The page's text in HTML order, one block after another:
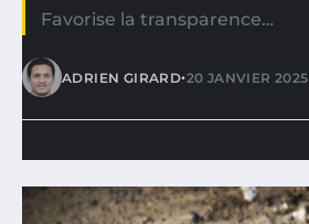
Favorise la transparence…
ADRIEN GIRARD•20 JANVIER 2025